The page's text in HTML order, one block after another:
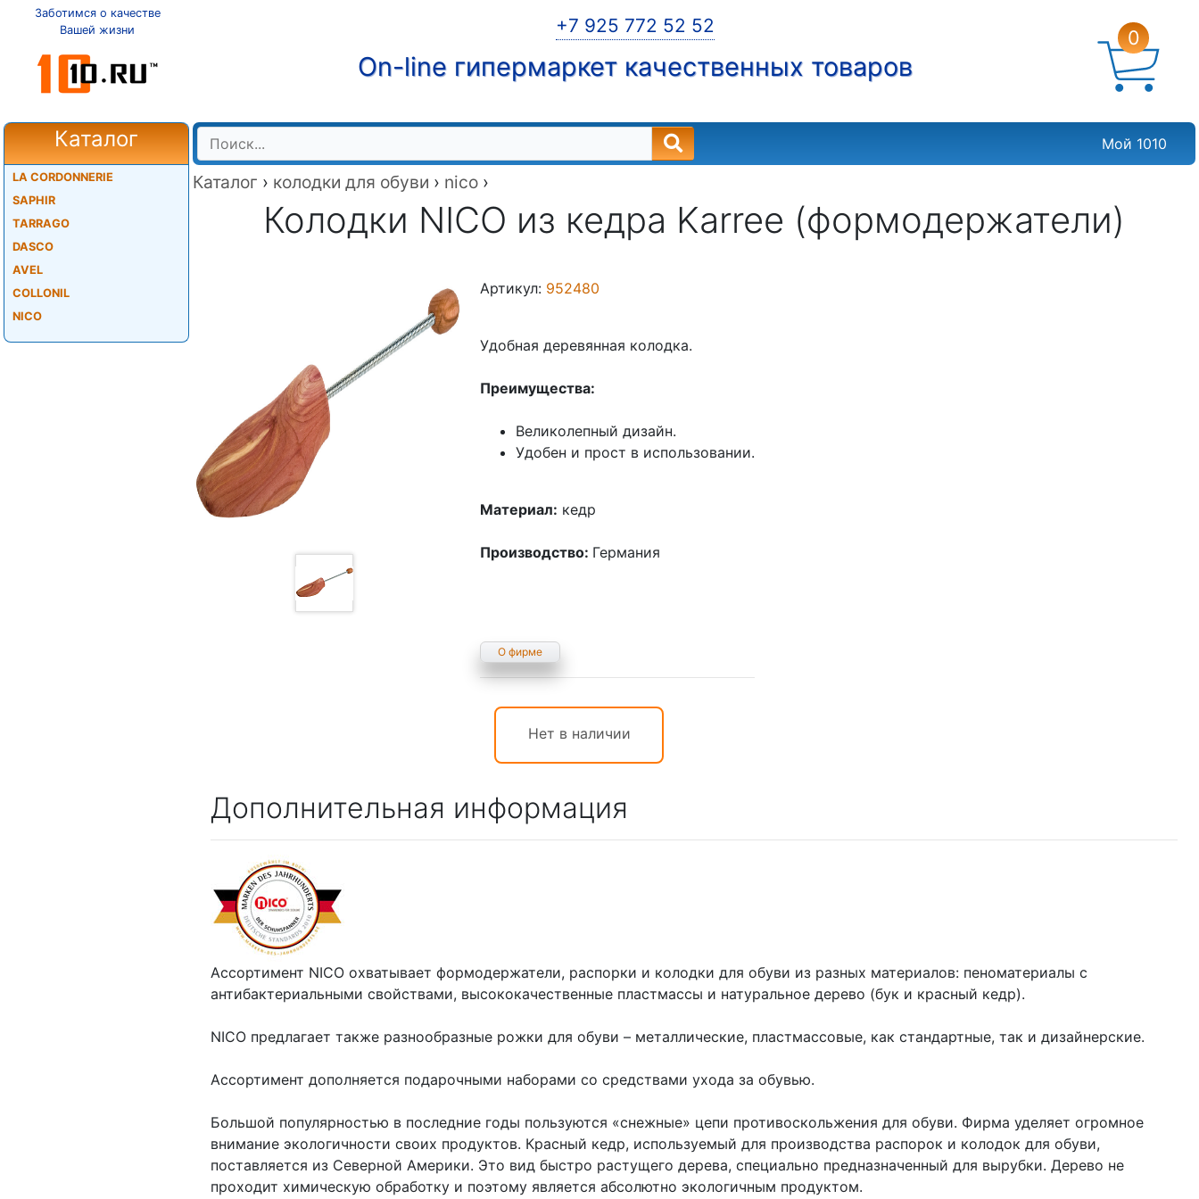
Заботимся о качестве
Вашей жизни
+7 925 772 52 52
On-line гипермаркет качественных товаров
0
Каталог
LA CORDONNERIE
SAPHIR
TARRAGO
DASCO
AVEL
COLLONIL
NICO
Мой 1010
Каталог › колодки для обуви › nico ›
Колодки NICO из кедра Karree (формодержатели)
Артикул: 952480
Удобная деревянная колодка.
Преимущества:
Великолепный дизайн.
Удобен и прост в использовании.
Материал: кедр
Производство: Германия
О фирме
Нет в наличии
Дополнительная информация
Ассортимент NICO охватывает формодержатели, распорки и колодки для обуви из разных материалов: пеноматериалы с
антибактериальными свойствами, высококачественные пластмассы и натуральное дерево (бук и красный кедр).
NICO предлагает также разнообразные рожки для обуви – металлические, пластмассовые, как стандартные, так и дизайнерские.
Ассортимент дополняется подарочными наборами со средствами ухода за обувью.
Большой популярностью в последние годы пользуются «снежные» цепи противоскольжения для обуви. Фирма уделяет огромное
внимание экологичности своих продуктов. Красный кедр, используемый для производства распорок и колодок для обуви,
поставляется из Северной Америки. Это вид быстро растущего дерева, специально предназначенный для вырубки. Дерево не
проходит химическую обработку и поэтому является абсолютно экологичным продуктом.